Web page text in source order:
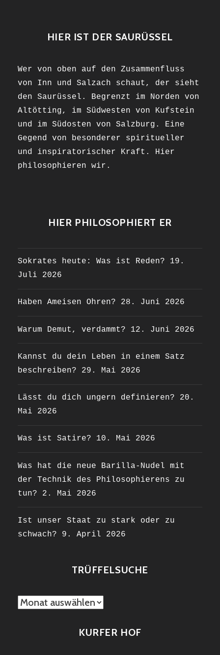
HIER IST DER SAURÜSSEL
Wer von oben auf den Zusammenfluss
von Inn und Salzach schaut, der sieht
den Saurüssel. Begrenzt im Norden von
Altötting, im Südwesten von Kufstein
und im Südosten von Salzburg. Eine
Gegend von besonderer spiritueller
und inspiratorischer Kraft. Hier
philosophieren wir.
HIER PHILOSOPHIERT ER
Sokrates heute: Was ist Reden?
19.
Juli 2026
Haben Ameisen Ohren? 28. Juni 2026
Warum Demut, verdammt? 12. Juni 2026
Kannst du dein Leben in einem Satz
beschreiben?
29. Mai 2026
Lässt du dich ungern definieren?
20.
Mai 2026
Was ist Satire? 10. Mai 2026
Was hat die neue Barilla-Nudel mit
der Technik des Philosophierens zu
tun?
2. Mai 2026
Ist unser Staat zu stark oder zu
schwach?
9. April 2026
TRÜFFELSUCHE
TRÜFFELSUCHE
KURFER HOF